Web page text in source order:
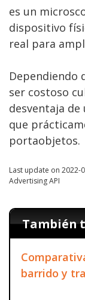
es un
dispositivo
real para
Dependiendo
ser costoso
desventaja
que
portaobjetos.
Last update on 2022-
Advertising API
También
barrido y